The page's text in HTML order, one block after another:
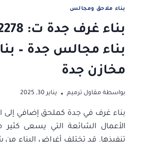
بناء ملاحق ومجالس
بناء
بناء مجالس جدة –
مخازن جدة
بواسطة مقاول ترميم يناير 30, 2025
بناء غرف في جدة كملحق إضافي إلى
الأعمال الشائعة التي يسعى كثير